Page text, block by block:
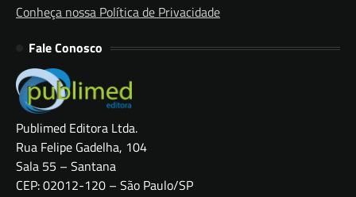
Conheça nossa Política de Privacidade
Fale Conosco
Publimed Editora Ltda.
Rua Felipe Gadelha, 104
Sala 55 – Santana
CEP: 02012-120 – São Paulo/SP